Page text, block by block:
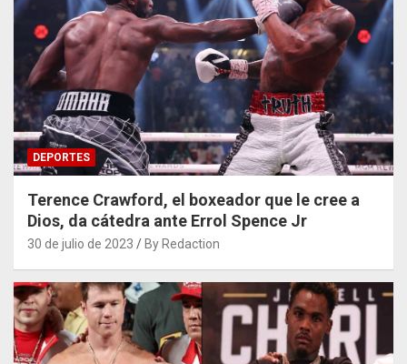
DEPORTES
Terence Crawford, el boxeador que le cree a
Dios, da cátedra ante Errol Spence Jr
30 de julio de 2023 By Redaction